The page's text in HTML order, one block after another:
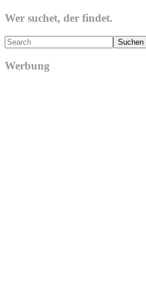
Wer suchet, der findet.
Search
Werbung